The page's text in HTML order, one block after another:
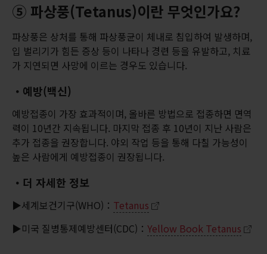
⑤ 파상풍(Tetanus)이란 무엇인가요?
파상풍은 상처를 통해 파상풍균이 체내로 침입하여 발생하며,
입 벌리기가 힘든 증상 등이 나타나 경련 등을 유발하고, 치료
가 지연되면 사망에 이르는 경우도 있습니다.
・예방(백신)
예방접종이 가장 효과적이며, 올바른 방법으로 접종하면 면역
력이 10년간 지속됩니다. 마지막 접종 후 10년이 지난 사람은
추가 접종을 권장합니다. 야외 작업 등을 통해 다칠 가능성이
높은 사람에게 예방접종이 권장됩니다.
・더 자세한 정보
▶세계보건기구(WHO)： Tetanus
▶미국 질병통제예방센터(CDC)： Yellow Book Tetanus